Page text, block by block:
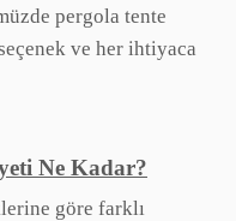
pergola tente
ve her ihtiyaca
Ne Kadar?
göre farklı